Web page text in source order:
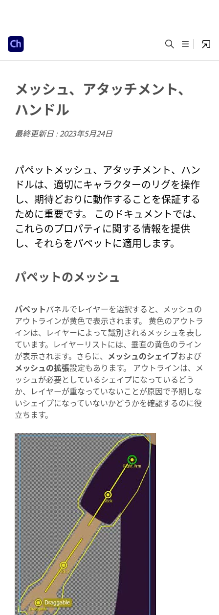
メッシュ、アタッチメント、
ハンドル
最終更新日 :2023年5月24日
パペットメッシュ、アタッチメント、ハン
ドルは、適切にキャラクターのリグを操作
し、期待どおりに動作することを保証する
ために重要です。 このドキュメントでは、
これらのプロパティに関する情報を提供
し、それらをパペットに適用します。
パペットのメッシュ
パペットパネルでレイヤーを選択すると、メッシュの
アウトラインが黄色で表示されます。 黄色のアウトラ
インは、レイヤーによって識別されるメッシュを表し
ています。レイヤーリストには、垂直の黄色のライン
が表示されます。さらに、 メッシュのシェイプおよび
メッシュの拡張設定もあります。 アウトラインは、メ
ッシュが必要としているシェイプになっているどう
か、レイヤーが重なっていないことが原因で予期しな
いシェイプになっていないかどうかを確認するのに役
立ちます。